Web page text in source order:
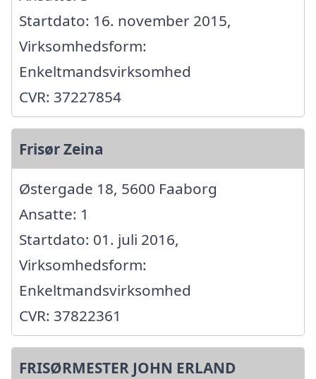
Startdato: 16. november 2015,
Virksomhedsform:
Enkeltmandsvirksomhed
CVR: 37227854
Frisør Zeina
Østergade 18, 5600 Faaborg
Ansatte: 1
Startdato: 01. juli 2016,
Virksomhedsform:
Enkeltmandsvirksomhed
CVR: 37822361
FRISØRMESTER JOHN ERLAND